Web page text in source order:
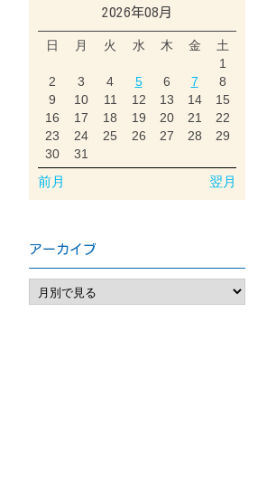
2026年08月
日 月 火 水 木 金
土
1
2
3 4 5 6 7
8
9
10 11 12 13 14
15
16
17 18 19 20 21
22
23
24 25 26 27 28
29
30
31
前月 翌月
アーカイブ